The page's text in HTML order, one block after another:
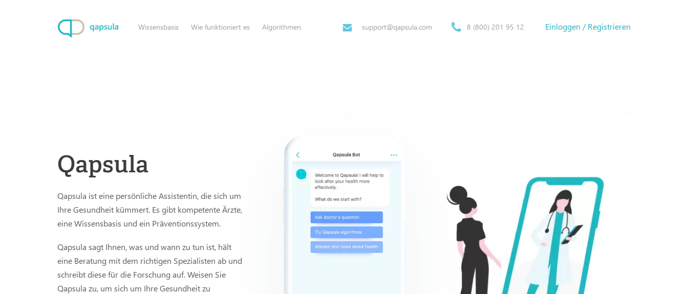
Wissensbasis Wie funktioniert es Algorithmen support@qapsula.com 8 (800) 201 95 12 Einloggen / Registrieren
Qapsula
Qapsula ist eine persönliche Assistentin, die sich um
Ihre Gesundheit kümmert. Es gibt kompetente Ärzte,
eine Wissensbasis und ein Präventionssystem.
Qapsula sagt Ihnen, was und wann zu tun ist, hält
eine Beratung mit dem richtigen Spezialisten ab und
schreibt diese für die Forschung auf. Weisen Sie
Qapsula zu, um sich um Ihre Gesundheit zu